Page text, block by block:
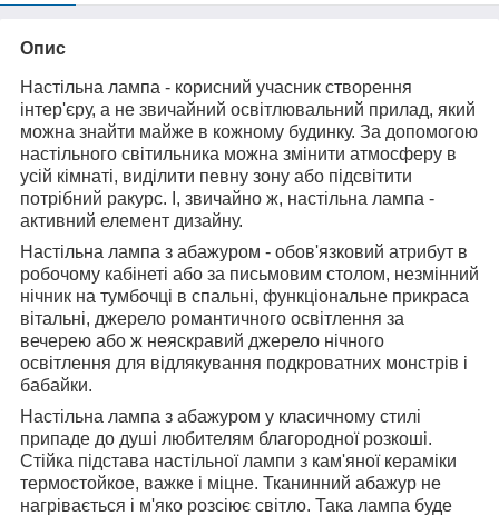
Опис
Настільна лампа - корисний учасник створення
інтер'єру, а не звичайний освітлювальний прилад, який
можна знайти майже в кожному будинку. За допомогою
настільного світильника можна змінити атмосферу в
усій кімнаті, виділити певну зону або підсвітити
потрібний ракурс. І, звичайно ж, настільна лампа -
активний елемент дизайну.
Настільна лампа з абажуром - обов'язковий атрибут в
робочому кабінеті або за письмовим столом, незмінний
нічник на тумбочці в спальні, функціональне прикраса
вітальні, джерело романтичного освітлення за
вечерею або ж неяскравий джерело нічного
освітлення для відлякування подкроватних монстрів і
бабайки.
Настільна лампа з абажуром у класичному стилі
припаде до душі любителям благородної розкоші.
Стійка підстава настільної лампи з кам'яної кераміки
термостойкое, важке і міцне. Тканинний абажур не
нагрівається і м'яко розсіює світло. Така лампа буде